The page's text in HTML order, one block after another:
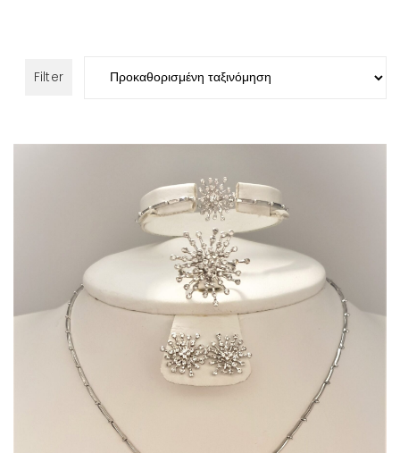
Filter